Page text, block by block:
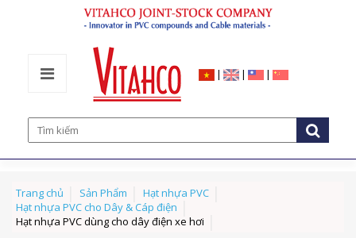
| | |
Trang chủ Sản Phẩm
Hạt nhựa PVC
Hạt nhựa PVC cho Dây & Cáp điện
Hạt nhựa PVC dùng cho dây điện xe hơi